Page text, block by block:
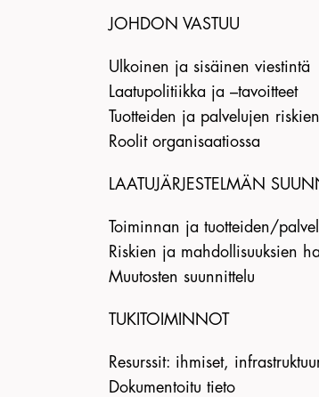
JOHDON VASTUU
Ulkoinen ja sisäinen viestintä
Laatupolitiikka ja –tavoitteet
Tuotteiden ja palvelujen
Roolit organisaatiossa
LAATUJÄRJESTELMÄN
Toiminnan ja tuotteiden/
Riskien ja mahdollisuuksien
Muutosten suunnittelu
TUKITOIMINNOT
Resurssit: ihmiset,
Dokumentoitu tieto